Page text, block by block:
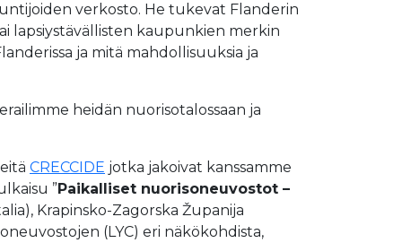
verkosto. He tukevat Flanderin
lapsiystävällisten kaupunkien merkin
ja mitä mahdollisuuksia ja
heidän nuorisotalossaan ja
CRECCIDE jotka jakoivat kanssamme
”Paikalliset nuorisoneuvostot –
Krapinsko-Zagorska Županija
(LYC) eri näkökohdista,